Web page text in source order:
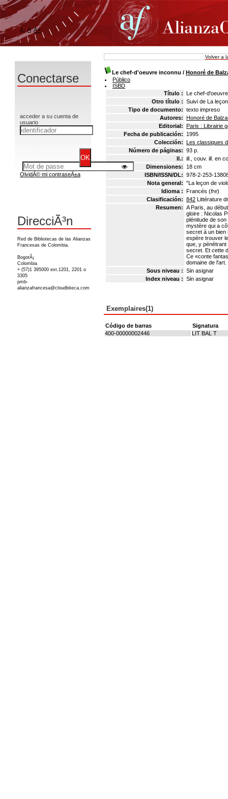
Volver a
Le chef-d'oeuvre inconnu / Honoré de
Público
ISBD
Título : Le chef-
Otro título : Suivi de La
Tipo de documento: texto impreso
Autores: Honoré de
Editorial: Paris : Librairie
Fecha de publicación:
1995
Colección: Les classiques
Número de páginas: 93 p.
Il.: ill., couv. ill. en
Dimensiones:
18 cm
ISBN/ISSN/DL: 978-2-253-
Nota general: "La leçon de
Idioma : Francés (fre)
Clasificación: 842 Littérature
Resumen: A Paris, au
gloire : Nicolas
plénitude de
mystère qui a
secret à un bien
espère trouver
que, y pénétrant
secret. Et cette
Ce «conte
domaine de
Sous niveau : Sin asignar
Index niveau : Sin asignar
Exemplaires(1)
Código de barras
Signatura
400-00000002446
LIT BAL T
A- A A+
Conectarse
acceder a su cuenta de
usuario
OlvidÃ© mi contraseÃ±a
DirecciÃ³n
Red de Bibliotecas de las Alianzas
Francesas de Colombia.
BogotÃ¡
Colombia
+ (57)1 395000 ext.1201, 2201 o
3305
pmb-
alianzafrancesa@cloudbiteca.com